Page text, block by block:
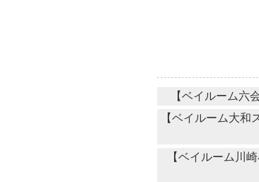
【ベイルーム六
【ベイルーム大
【ベイルーム川